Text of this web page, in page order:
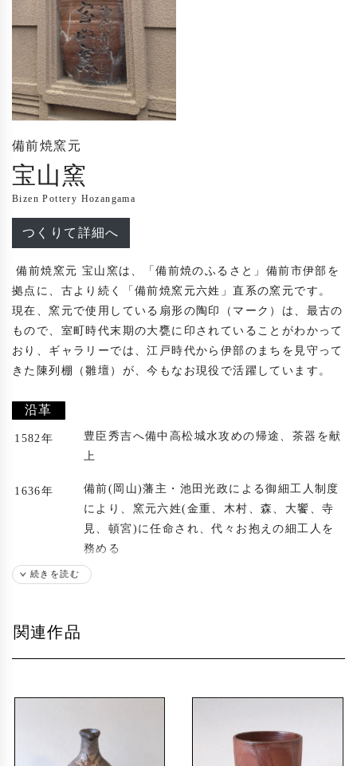
備前焼窯元
宝山窯
Bizen Pottery Hozangama
つくりて詳細へ
備前焼窯元 宝山窯は、「備前焼のふるさと」備前市伊部を
拠点に、古より続く「備前焼窯元六姓」直系の窯元です。
現在、窯元で使用している扇形の陶印（マーク）は、最古の
もので、室町時代末期の大甕に印されていることがわかって
おり、ギャラリーでは、江戸時代から伊部のまちを見守って
きた陳列棚（雛壇）が、今もなお現役で活躍しています。
沿革
1582年
豊臣秀吉へ備中高松城水攻めの帰途、茶器を献
上
1636年
備前(岡山)藩主・池田光政による御細工人制度
により、窯元六姓(金重、木村、森、大饗、寺
見、頓宮)に任命され、代々お抱えの細工人を
務める
1870年
森彌一郎(大正13年歿)が養子に入り、森姓を名
1972年
不老山(備前市伊部)の山麓に全長12メートルの
穴窯を築窯
続きを読む
関連作品